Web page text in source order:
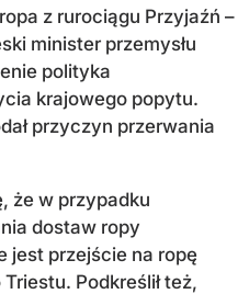
z rurociągu Przyjaźń –
minister przemysłu
polityka
krajowego popytu.
przyczyn przerwania
że w przypadku
dostaw ropy
jest przejście na ropę
Podkreślił też,